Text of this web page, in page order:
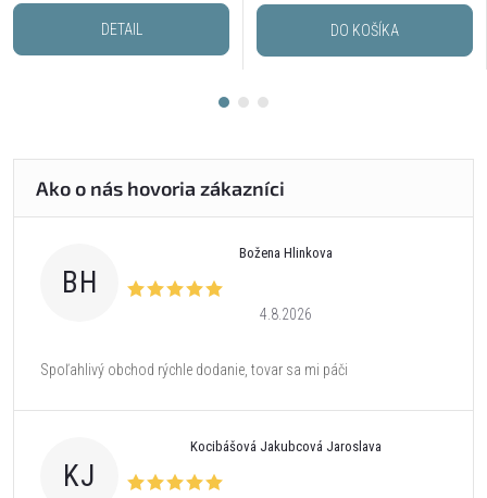
DETAIL DO KOŠÍKA
BH
Božena Hlinkova
4.8.2026
Spoľahlivý obchod rýchle dodanie, tovar sa mi páči
KJ
Kocibášová Jakubcová Jaroslava